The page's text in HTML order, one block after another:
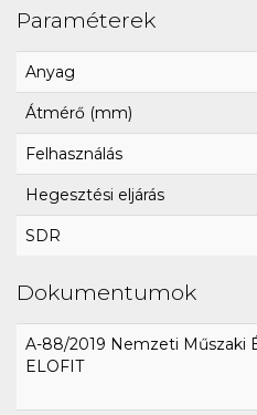
Paraméterek
Anyag
Átmérő (mm)
Felhasználás
Hegesztési eljárás
SDR
Dokumentumok
A-88/2019 Nemzeti Műszaki
ELOFIT